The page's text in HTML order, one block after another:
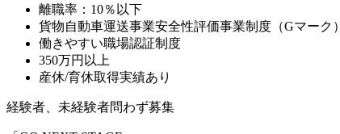
離職率：10％以下
貨物自動車運送事業安全性評価事業制度（Gマーク）
働きやすい職場認証制度
350万円以上
産休/育休取得実績あり
経験者、未経験者問わず募集